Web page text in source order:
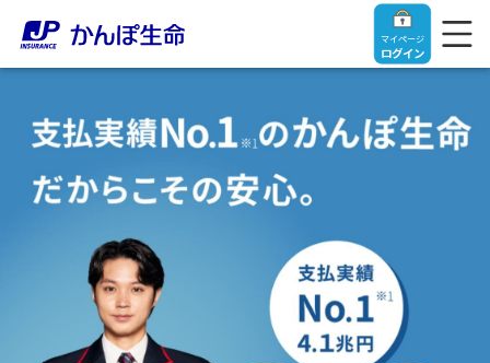
マイページ
ログイン
トップ
ご契約者さま
ご契約者さま
保険をご検討中のお客さま